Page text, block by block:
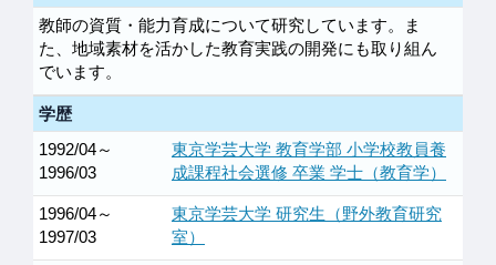
教師の資質・能力育成について研究しています。ま
た、地域素材を活かした教育実践の開発にも取り組ん
でいます。
学歴
1992/04～
1996/03
東京学芸大学 教育学部 小学校教員養
成課程社会選修 卒業 学士（教育学）
1996/04～
1997/03
東京学芸大学 研究生（野外教育研究
室）